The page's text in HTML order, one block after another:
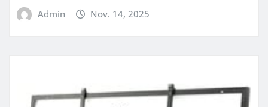
Admin Nov. 14, 2025